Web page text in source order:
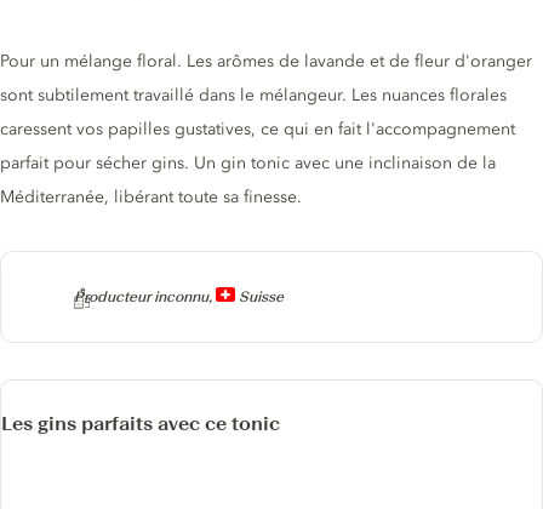
Producteur
Producteur inconnu, Suisse
Description du tonic
Pour un mélange floral. Les arômes de lavande et de fleur d'oranger
sont subtilement travaillé dans le mélangeur. Les nuances florales
caressent vos papilles gustatives, ce qui en fait l'accompagnement
parfait pour sécher gins. Un gin tonic avec une inclinaison de la
Méditerranée, libérant toute sa finesse.
Les gins parfaits avec ce tonic